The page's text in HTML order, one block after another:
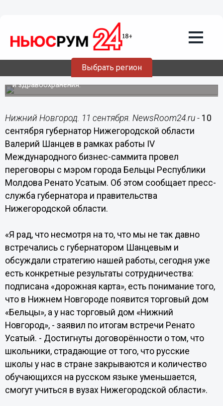
Выбрать регион
Губернатор Нижегородской области
Валерий Шанцев провел переговоры с
мэром города Бельцы Республики
Молдова Ренато Усатым
Планируется реализация проектов в сфере образования
и здравоохранения.
Нижний Новгород. 11 сентября. NewsRoom24.ru - 10
сентября губернатор Нижегородской области
Валерий Шанцев в рамках работы IV
Международного бизнес-саммита провел
переговоры с мэром города Бельцы Республики
Молдова Ренато Усатым. Об этом сообщает пресс-
служба губернатора и правительства
Нижегородской области.
«Я рад, что несмотря на то, что мы не так давно
встречались с губернатором Шанцевым и
обсуждали стратегию нашей работы, сегодня уже
есть конкретные результаты сотрудничества:
подписана «дорожная карта», есть понимание того,
что в Нижнем Новгороде появится торговый дом
«Бельцы», а у нас торговый дом «Нижний
Новгород», - заявил по итогам встречи Ренато
Усатый. - Достигнуты договорённости о том, что
школьники, страдающие от того, что русские
школы у нас в стране закрываются и количество
обучающихся на русском языке уменьшается,
смогут учиться в вузах Нижегородской области».